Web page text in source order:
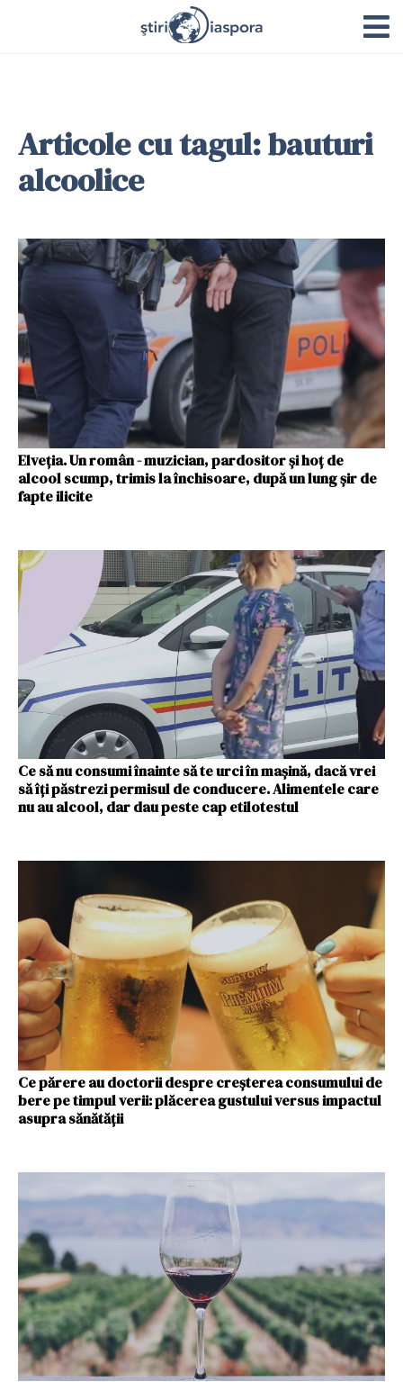
Articole cu tagul: bauturi
alcoolice
Elveția. Un român - muzician, pardositor și hoț de
alcool scump, trimis la închisoare, după un lung șir de
fapte ilicite
Ce să nu consumi înainte să te urci în mașină, dacă vrei
să îți păstrezi permisul de conducere. Alimentele care
nu au alcool, dar dau peste cap etilotestul
Ce părere au doctorii despre creșterea consumului de
bere pe timpul verii: plăcerea gustului versus impactul
asupra sănătății